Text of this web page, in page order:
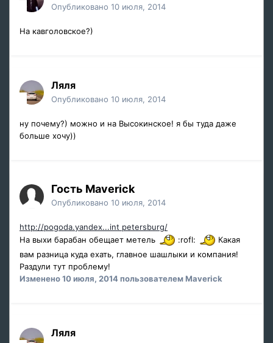
Опубликовано 10 июля, 2014
На кавголовское?)
Ляля
Опубликовано 10 июля, 2014
ну почему?) можно и на Высокинское! я бы туда даже
больше хочу))
Гость Maverick
Опубликовано 10 июля, 2014
http://pogoda.yandex...int petersburg/
На выхи барабан обещает метель
:rofl:
Какая
вам разница куда ехать, главное шашлыки и компания!
Раздули тут проблему!
Изменено10 июля, 2014пользователем Maverick
Ляля